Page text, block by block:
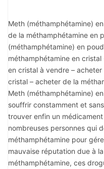
Meth (méthamphétamine)
de la méthamphétamine en
(méthamphétamine) en
méthamphétamine en
en cristal à vendre –
cristal – acheter de la
Meth (méthamphétamine)
souffrir constamment et
trouver enfin un
nombreuses personnes qui
méthamphétamine pour
mauvaise réputation due à
méthamphétamine, ces